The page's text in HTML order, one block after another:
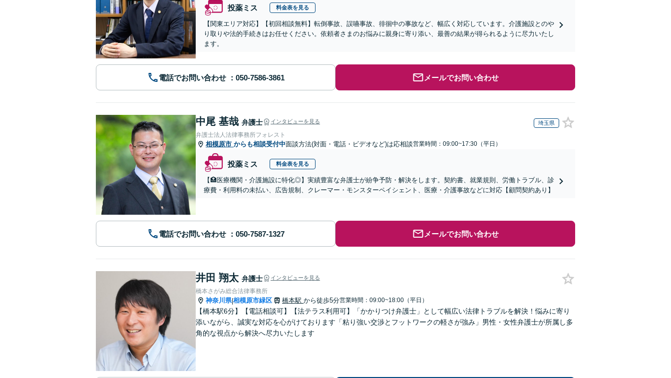
投薬ミス 料金表を見る
【関東エリア対応】【初回相談無料】転倒事故、誤嚥事故、徘徊中の事故など、幅広く対応しています。介護施設とのや
り取りや法的手続きはお任せください。依頼者さまのお悩みに親身に寄り添い、最善の結果が得られるように尽力いたし
ます。
電話でお問い合わせ メールでお問い合わせ
中尾 基哉 弁護士 インタビューを見る 埼玉県
弁護士法人法律事務所フォレスト
相模原市 からも相談受付中面談方法(対面・電話・ビデオなど)は応相談営業時間：09:00~17:30（平日）
投薬ミス 料金表を見る
【🏥医療機関・介護施設に特化◎】実績豊富な弁護士が紛争予防・解決をします。契約書、就業規則、労働トラブル、診
療費・利用料の未払い、広告規制、クレーマー・モンスターペイシェント、医療・介護事故などに対応【顧問契約あり】
電話でお問い合わせ メールでお問い合わせ
井田 翔太 弁護士 インタビューを見る
橋本さがみ総合法律事務所
神奈川県|相模原市緑区 橋本駅 から徒歩5分営業時間：09:00~18:00（平日）
【橋本駅6分】【電話相談可】【法テラス利用可】「かかりつけ弁護士」として幅広い法律トラブルを解決！悩みに寄り
添いながら、誠実な対応を心がけております「粘り強い交渉とフットワークの軽さが強み」男性・女性弁護士が所属し多
角的な視点から解決へ尽力いたします